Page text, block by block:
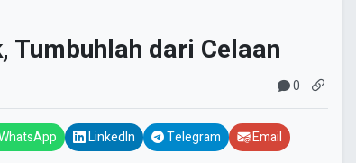
dari Celaan
0
LinkedIn Telegram Email